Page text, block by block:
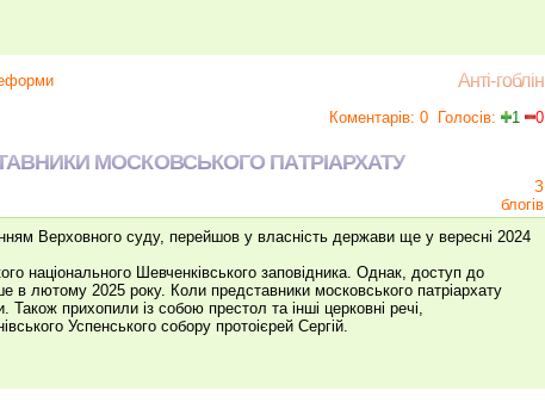
Анті-гоблін
Коментарів: 0 Голосів: 1 0
МОСКОВСЬКОГО ПАТРІАРХАТУ
З
блогів
Верховного суду, перейшов у власність держави ще у вересні 2024
національного Шевченківського заповідника. Однак, доступ до
в лютому 2025 року. Коли представники московського патріархату
прихопили із собою престол та інші церковні речі,
Успенського собору протоієрей Сергій.